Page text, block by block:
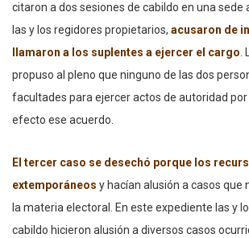
citaron a dos sesiones de cabildo en una sede
las y los regidores propietarios, acusaron de
llamaron a los suplentes a ejercer el cargo.
propuso al pleno que ninguno de las dos
facultades para ejercer actos de autoridad por
efecto ese acuerdo.
El tercer caso se desechó porque los
extemporáneos y hacían alusión a casos que
la materia electoral. En este expediente las y
cabildo hicieron alusión a diversos casos